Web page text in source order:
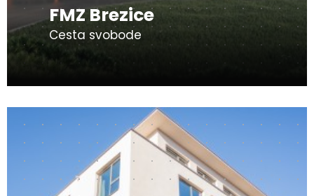
FMZ Brezice
Cesta svobode